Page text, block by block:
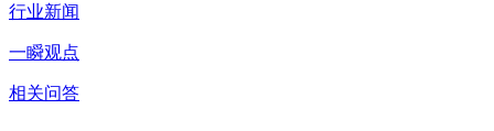
行业新闻
一瞬观点
相关问答